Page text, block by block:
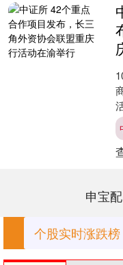
申宝
个股实时涨跌榜